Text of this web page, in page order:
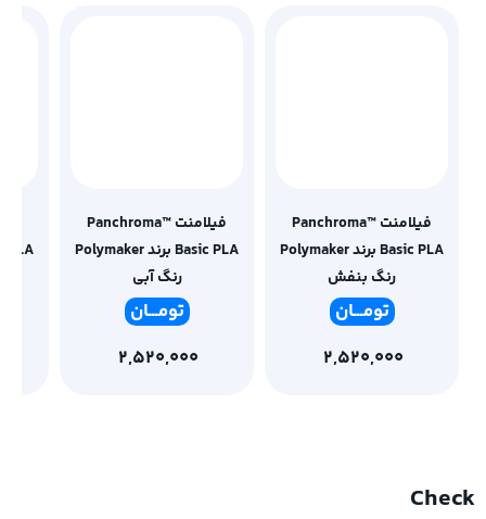
فیلامنت Panchroma™
Basic PLA برند Polymaker
رنگ بنفش
تومـــان
2,520,000
فیلامنت Panchroma™
Basic PLA برند Polymaker
رنگ آبی
تومـــان
2,520,000
Check